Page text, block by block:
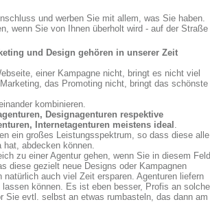
und werben Sie mit allem, was Sie haben.
wenn Sie von Ihnen überholt wird - auf der Straße
und Design gehören in unserer Zeit
einer Kampagne nicht, bringt es nicht viel
das Promoting nicht, bringt das schönste
kombinieren.
Designagenturen respektive
Internetagenturen meistens ideal .
ein großes Leistungsspektrum, so dass diese alle
hat, abdecken können.
zu einer Agentur gehen, wenn Sie in diesem Feld
diese gezielt neue Designs oder Kampagnen
natürlich auch viel Zeit ersparen. Agenturen liefern
können. Es ist eben besser, Profis an solche
Sie evtl. selbst an etwas rumbasteln, das dann am